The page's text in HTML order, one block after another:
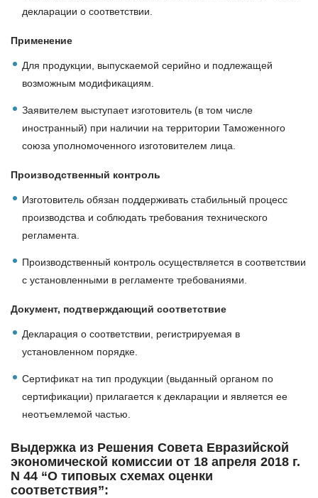
декларации о соответствии.
Применение
Для продукции, выпускаемой серийно и подлежащей
возможным модификациям.
Заявителем выступает изготовитель (в том числе
иностранный) при наличии на территории Таможенного
союза уполномоченного изготовителем лица.
Производственный контроль
Изготовитель обязан поддерживать стабильный процесс
производства и соблюдать требования технического
регламента.
Производственный контроль осуществляется в соответствии
с установленными в регламенте требованиями.
Документ, подтверждающий соответствие
Декларация о соответствии, регистрируемая в
установленном порядке.
Сертификат на тип продукции (выданный органом по
сертификации) прилагается к декларации и является ее
неотъемлемой частью.
Выдержка из Решения Совета Евразийской
экономической комиссии от 18 апреля 2018 г.
N 44 “О типовых схемах оценки
соответствия”: